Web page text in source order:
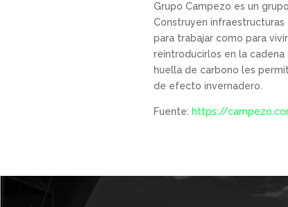
Grupo Campezo es un
Construyen
para trabajar como para
reintroducirlos en la cadena
huella de carbono les
de efecto invernadero.
Fuente: https://